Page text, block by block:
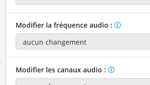
Modifier la fréquence audio :
Modifier les canaux audio :